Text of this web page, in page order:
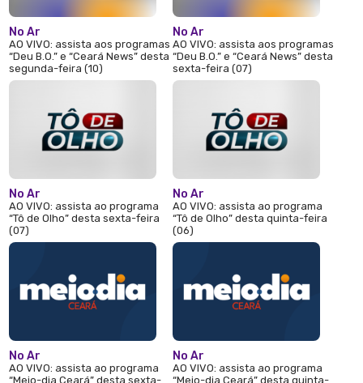
No Ar
AO VIVO: assista aos programas
“Deu B.O.” e “Ceará News” desta
segunda-feira (10)
No Ar
AO VIVO: assista ao programa
“Tô de Olho” desta sexta-feira
(07)
No Ar
AO VIVO: assista ao programa
“Meio-dia Ceará” desta sexta-
No Ar
AO VIVO: assista aos programas
“Deu B.O.” e “Ceará News” desta
sexta-feira (07)
No Ar
AO VIVO: assista ao programa
“Tô de Olho” desta quinta-feira
(06)
No Ar
AO VIVO: assista ao programa
“Meio-dia Ceará” desta quinta-